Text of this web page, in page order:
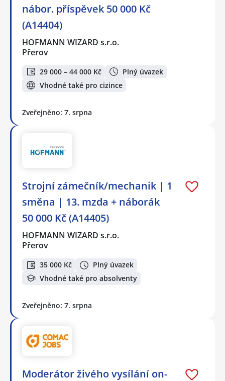
nábor. příspěvek 50 000 Kč
(A14404)
HOFMANN WIZARD s.r.o.
Přerov
29 000 – 44 000 Kč
Plný úvazek
Vhodné také pro cizince
Zveřejněno: 7. srpna
Strojní zámečník/mechanik | 1
směna | 13. mzda + náborák
50 000 Kč (A14405)
HOFMANN WIZARD s.r.o.
Přerov
35 000 Kč
Plný úvazek
Vhodné také pro absolventy
Zveřejněno: 7. srpna
Moderátor živého vysílání on-